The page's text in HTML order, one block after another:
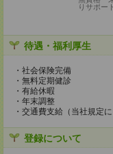
りサポー
待遇・福利厚生
・社会保険完備
・無料定期健診
・有給休暇
・年末調整
・交通費支給（当社規定に
登録について